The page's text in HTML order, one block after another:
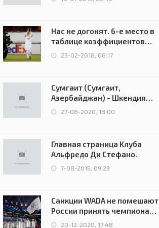
Нас не догонят. 6-е место в
таблице коэффициентов
УЕФА остаётся за Россией
23-02-2018, 08:17
Сумгаит (Сумгаит,
Азербайджан) - Шкендия
(Тетово, Северная
Македония) - 0:2 (0:0)
27-08-2020, 18:00
Главная страница Клуба
Альфредо Ди Стефано.
7-08-2015, 09:29
Санкции WADA не помешают
России принять чемпионат
Европы и финал Лиги
20-12-2020, 17:48